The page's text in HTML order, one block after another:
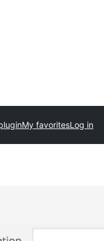
My favoritesLog in